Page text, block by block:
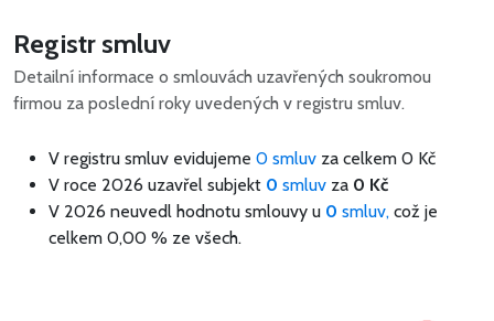
Registr smluv
Detailní informace o smlouvách uzavřených soukromou
firmou za poslední roky uvedených v registru smluv.
V registru smluv evidujeme 0 smluv za celkem 0 Kč
V roce 2026 uzavřel subjekt 0 smluv za 0 Kč
V 2026 neuvedl hodnotu smlouvy u 0 smluv, což je
celkem 0,00 % ze všech.